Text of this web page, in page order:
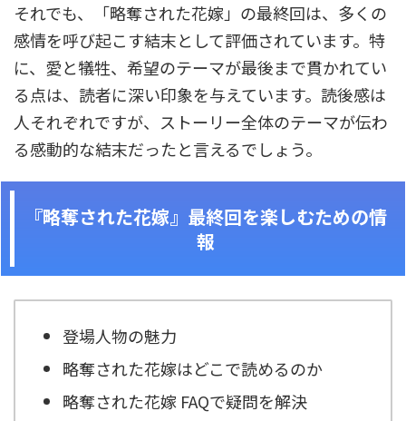
それでも、「略奪された花嫁」の最終回は、多くの
感情を呼び起こす結末として評価されています。特
に、愛と犠牲、希望のテーマが最後まで貫かれてい
る点は、読者に深い印象を与えています。読後感は
人それぞれですが、ストーリー全体のテーマが伝わ
る感動的な結末だったと言えるでしょう。
『略奪された花嫁』最終回を楽しむための情
報
登場人物の魅力
略奪された花嫁はどこで読めるのか
略奪された花嫁 FAQで疑問を解決